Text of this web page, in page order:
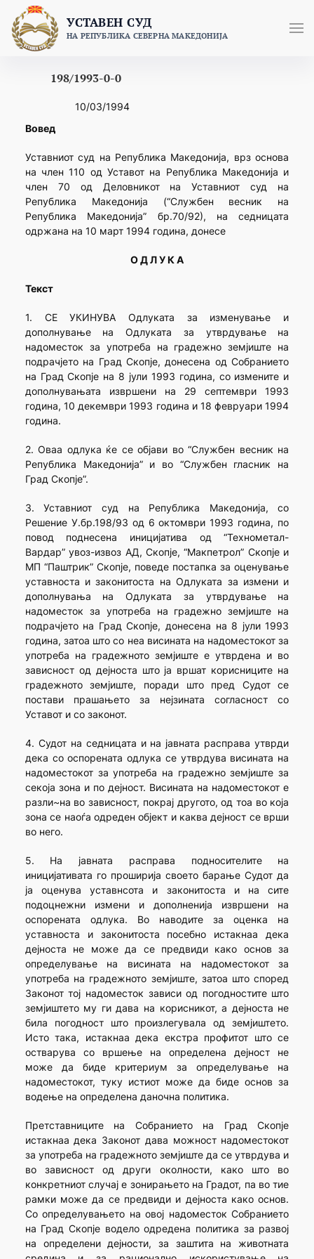
content
УСТАВЕН СУД
НА РЕПУБЛИКА СЕВЕРНА МАКЕДОНИЈА
198/1993-0-0
10/03/1994
Вовед
Уставниот суд на Република Македонија, врз основа
на член 110 од Уставот на Република Македонија и
член 70 од Деловникот на Уставниот суд на
Република Македонија (“Службен весник на
Република Македонија” бр.70/92), на седницата
одржана на 10 март 1994 година, донесе
О Д Л У К А
Текст
1. СЕ УКИНУВА Одлуката за изменување и
дополнување на Одлуката за утврдување на
надоместок за употреба на градежно земјиште на
подрачјето на Град Скопје, донесена од Собранието
на Град Скопје на 8 јули 1993 година, со измените и
дополнувањата извршени на 29 септември 1993
година, 10 декември 1993 година и 18 февруари 1994
година.
2. Оваа одлука ќе се објави во “Службен весник на
Република Македонија” и во “Службен гласник на
Град Скопје”.
3. Уставниот суд на Република Македонија, со
Решение У.бр.198/93 од 6 октомври 1993 година, по
повод поднесена иницијатива од “Технометал-
Вардар” увоз-извоз АД, Скопје, “Макпетрол” Скопје и
МП “Паштрик” Скопје, поведе постапка за оценување
уставноста и законитоста на Одлуката за измени и
дополнувања на Одлуката за утврдување на
надоместок за употреба на градежно земјиште на
подрачјето на Град Скопје, донесена на 8 јули 1993
година, затоа што со неа висината на надоместокот за
употреба на градежното земјиште е утврдена и во
зависност од дејноста што ја вршат корисниците на
градежното земјиште, поради што пред Судот се
постави прашањето за нејзината согласност со
Уставот и со законот.
4. Судот на седницата и на јавната расправа утврди
дека со оспорената одлука се утврдува висината на
надоместокот за употреба на градежно земјиште за
секоја зона и по дејност. Висината на надоместокот е
разли~на во зависност, покрај другото, од тоа во која
зона се наоѓа одреден објект и каква дејност се врши
во него.
5. На јавната расправа подносителите на
иницијативата го проширија своето барање Судот да
ја оценува уставнсота и законитоста и на сите
подоцнежни измени и дополненија извршени на
оспорената одлука. Во наводите за оценка на
уставноста и законитоста посебно истакнаа дека
дејноста не може да се предвиди како основ за
определување на висината на надоместокот за
употреба на градежното земјиште, затоа што според
Законот тој надоместок зависи од погодностите што
земјиштето му ги дава на корисникот, а дејноста не
била погодност што произлегувала од земјиштето.
Исто така, истакнаа дека екстра профитот што се
остварува со вршење на определена дејност не
може да биде критериум за определување на
надоместокот, туку истиот може да биде основ за
водење на определена даночна политика.
Претставниците на Собранието на Град Скопје
истакнаа дека Законот дава можност надоместокот
за употреба на градежното земјиште да се утврдува и
во зависност од други околности, како што во
конкретниот случај е зонирањето на Градот, па во тие
рамки може да се предвиди и дејноста како основ.
Со определувањето на овој надоместок Собранието
на Град Скопје водело одредена политика за развој
на определени дејности, за заштита на животната